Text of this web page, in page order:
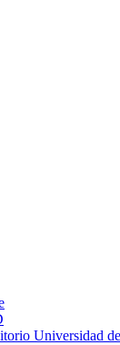
Universidad